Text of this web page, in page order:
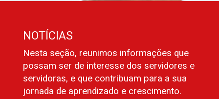
NOTÍCIAS
Nesta seção, reunimos informações que
possam ser de interesse dos servidores e
servidoras, e que contribuam para a sua
jornada de aprendizado e crescimento.